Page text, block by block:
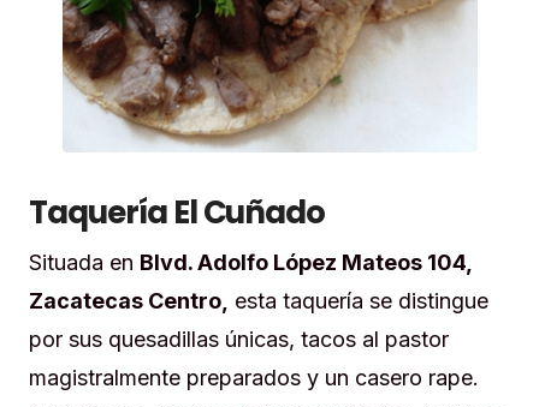
Taquería El Cuñado
Situada en Blvd. Adolfo López Mateos 104,
Zacatecas Centro, esta taquería se distingue
por sus quesadillas únicas, tacos al pastor
magistralmente preparados y un casero rape.